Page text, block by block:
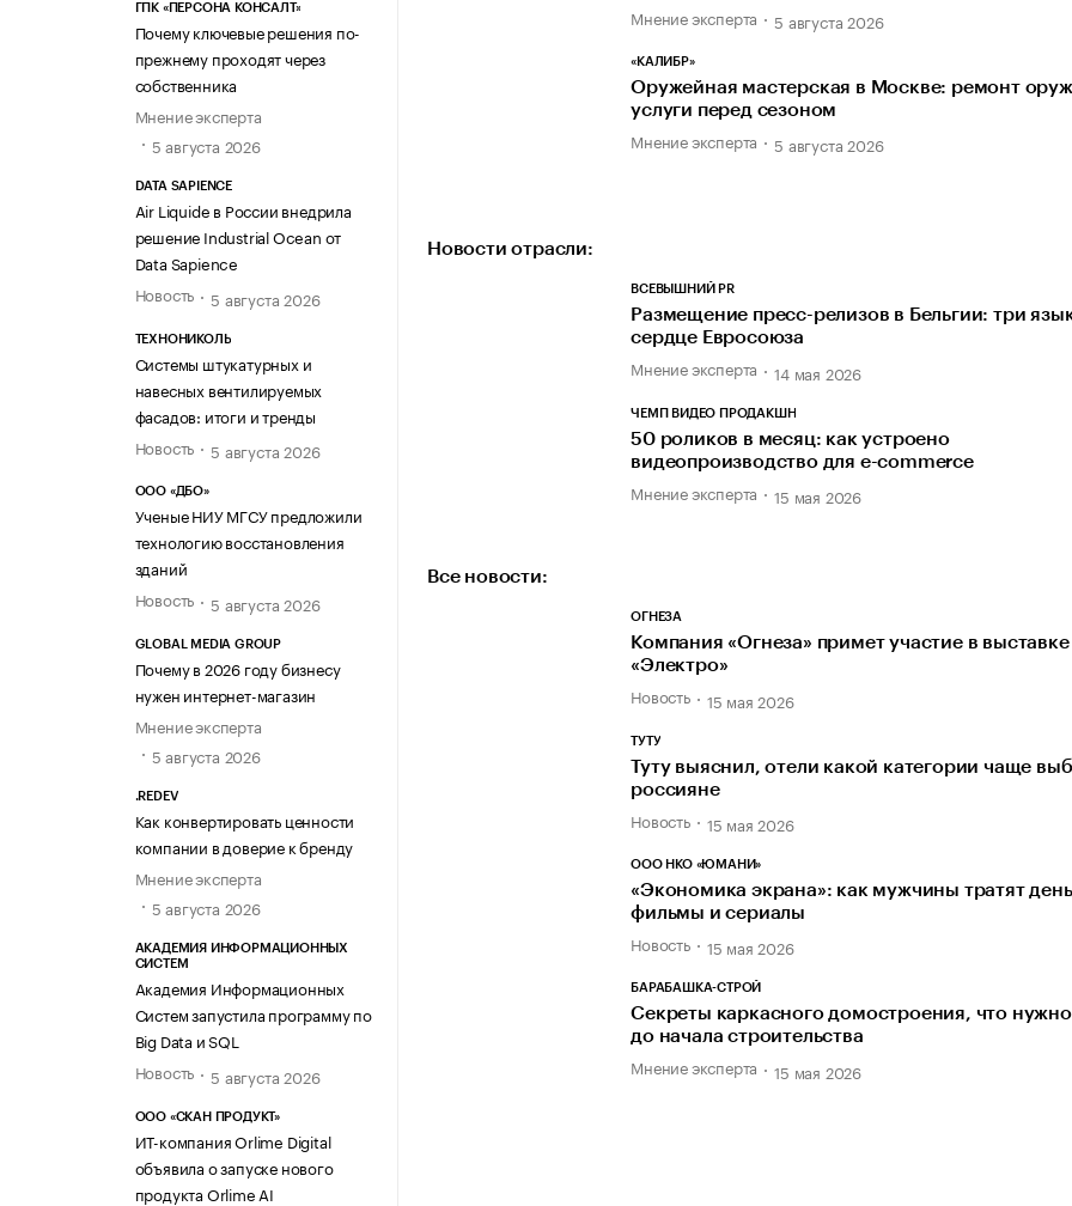
ГПК «ПЕРСОНА КОНСАЛТ»
Почему ключевые решения по-
прежнему проходят через
собственника
Мнение эксперта
5 августа 2026
DATA SAPIENCE
Air Liquide в России внедрила
решение Industrial Ocean от
Data Sapience
Новость
5 августа 2026
ТЕХНОНИКОЛЬ
Системы штукатурных и
навесных вентилируемых
фасадов: итоги и тренды
Новость
5 августа 2026
ООО «ДБО»
Ученые НИУ МГСУ предложили
технологию восстановления
зданий
Новость
5 августа 2026
GLOBAL MEDIA GROUP
Почему в 2026 году бизнесу
нужен интернет-магазин
Мнение эксперта
5 августа 2026
.REDEV
Как конвертировать ценности
компании в доверие к бренду
Мнение эксперта
5 августа 2026
АКАДЕМИЯ ИНФОРМАЦИОННЫХ
СИСТЕМ
Академия Информационных
Систем запустила программу по
Big Data и SQL
Новость
5 августа 2026
ООО «СКАН ПРОДУКТ»
ИТ-компания Orlime Digital
объявила о запуске нового
продукта Orlime AI
Мнение эксперта 5 августа 2026
«КАЛИБР»
Оружейная мастерская в Москве: ремонт
услуги перед сезоном
Мнение эксперта 5 августа 2026
Новости отрасли:
ВСЕВЫШНИЙ PR
Размещение пресс-релизов в Бельгии: три
сердце Евросоюза
Мнение эксперта 14 мая 2026
ЧЕМП ВИДЕО ПРОДАКШН
50 роликов в месяц: как устроено
видеопроизводство для e-commerce
Мнение эксперта 15 мая 2026
Все новости:
ОГНЕЗА
Компания «Огнеза» примет участие в выставке
«Электро»
Новость 15 мая 2026
ТУТУ
Туту выяснил, отели какой категории чаще
россияне
Новость 15 мая 2026
ООО НКО «ЮМАНИ»
«Экономика экрана»: как мужчины тратят
фильмы и сериалы
Новость 15 мая 2026
БАРАБАШКА-СТРОЙ
Секреты каркасного домостроения, что нужно
до начала строительства
Мнение эксперта 15 мая 2026